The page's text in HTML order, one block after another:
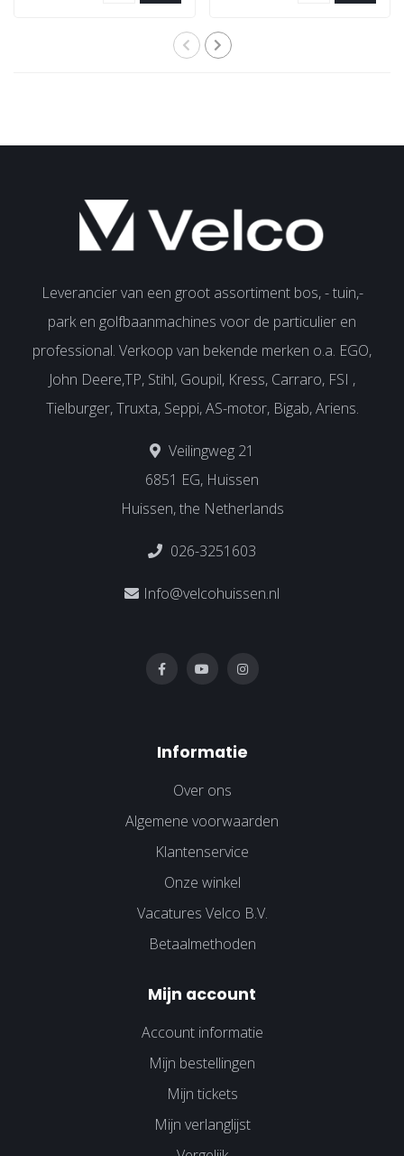
Leverancier van een groot assortiment bos, - tuin,-
park en golfbaanmachines voor de particulier en
professional. Verkoop van bekende merken o.a. EGO,
John Deere,TP, Stihl, Goupil, Kress, Carraro, FSI ,
Tielburger, Truxta, Seppi, AS-motor, Bigab, Ariens.
Veilingweg 21
6851 EG, Huissen
Huissen, the Netherlands
026-3251603
Info@velcohuissen.nl
Informatie
Over ons
Algemene voorwaarden
Klantenservice
Onze winkel
Vacatures Velco B.V.
Betaalmethoden
Mijn account
Account informatie
Mijn bestellingen
Mijn tickets
Mijn verlanglijst